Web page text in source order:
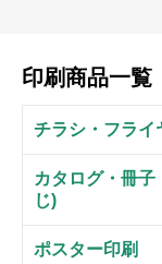
印刷商品一覧
チラシ・フライ
カタログ・冊
じ)
ポスター印刷